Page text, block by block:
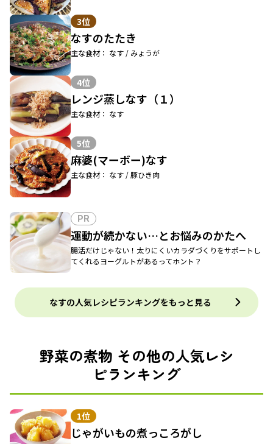
3位
なすのたたき
主な食材： なす / みょうが
4位
レンジ蒸しなす（１）
主な食材： なす
5位
麻婆(マーボー)なす
主な食材： なす / 豚ひき肉
PR
運動が続かない…とお悩みのかたへ
腸活だけじゃない！太りにくいカラダづくりをサポートし
てくれるヨーグルトがあるってホント？
なすの人気レシピランキングをもっと見る
野菜の煮物 その他の人気レシ
ピランキング
1位
じゃがいもの煮っころがし